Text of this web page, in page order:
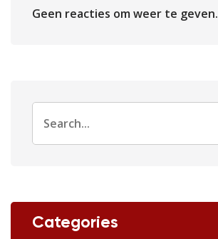
Geen reacties om weer te geven.
Categories